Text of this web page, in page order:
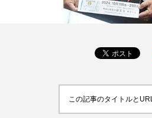
この記事のタイトルと